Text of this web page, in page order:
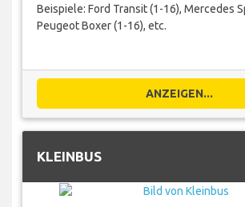
Beispiele: Ford Transit (1-16), Mercedes
Peugeot Boxer (1-16), etc.
ANZEIGEN...
KLEINBUS